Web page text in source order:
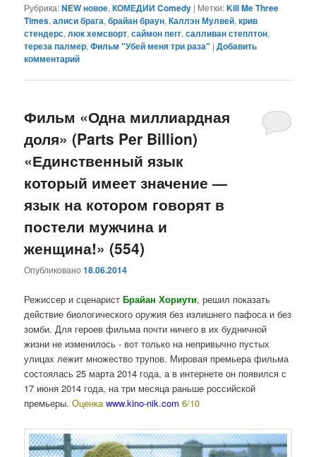
Рубрика:NEW новое,КОМЕДИИ Comedy | Метки:Kill Me Three
Times,алиси брага,брайан браун,Каллэн Мулвей,крив
стендерс,люк хемсворт,саймон пегг,салливан степлтон,
тереза палмер,Фильм "Убей меня три раза" |Добавить
комментарий
Фильм «Одна миллиардная
доля» (Parts Per Billion)
«Единственный язык
который имеет значение —
язык на котором говорят в
постели мужчина и
женщина!» (554)
Опубликовано18.06.2014
Режиссер и сценарист Брайан Хориути, решил показать
действие биологического оружия без излишнего пафоса и без
зомби. Для героев фильма почти ничего в их будничной
жизни не изменилось - вот только на непривычно пустых
улицах лежит множество трупов. Мировая премьера фильма
состоялась 25 марта 2014 года, а в интернете он появился с
17 июня 2014 года, на три месяца раньше российской
премьеры.Оценкаwww.kino-nik.com 6/10